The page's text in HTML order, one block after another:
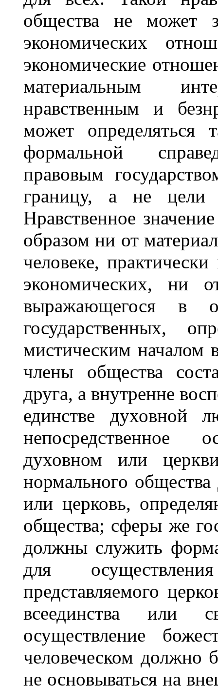
общества не может
экономических
экономические
материальным
нравственным и
может определяться
формальной
правовым
границу, а не цели
Нравственное
образом ни от
человеке,
экономических, ни
выражающегося в
государственных,
мистическим началом
члены общества
друга, а внутренне
единстве духовной
непосредственное
духовном или
нормального
или церковь,
общества; сферы же
должны служить
для
представляемого
всеединства или
осуществление
человеческом должно
не основываться на